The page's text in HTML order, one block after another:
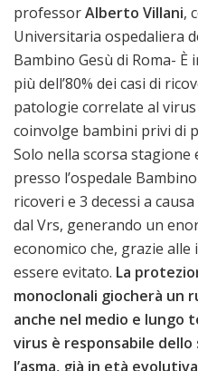
professorAlberto Villani,
Universitaria ospedaliera
Bambino Gesù di Roma-
più dell’80% dei casi di
patologie correlate al
coinvolge bambini privi di
Solo nella scorsa stagione
presso l’ospedale
ricoveri e 3 decessi a
dal Vrs, generando un
economico che, grazie
essere evitato. La
monoclonali giocherà un
anche nel medio e lungo
virus è responsabile
l’asma, già in età